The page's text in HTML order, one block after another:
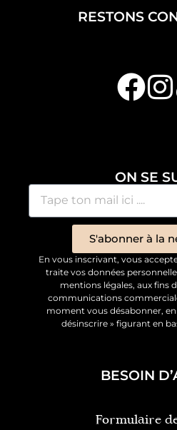
RESTONS
ON SE
S'abonner à la
En vous inscrivant, vous
traite vos données
mentions légales, aux fins
communications
moment vous désabonner,
désinscrire » figurant en
BESOIN
Formulaire